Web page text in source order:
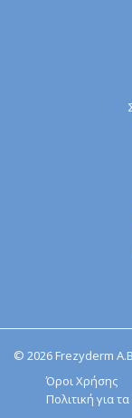
© 2026 Frezyderm